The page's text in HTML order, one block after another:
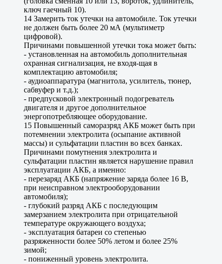
ключ гаечный 10).
14 Замерить ток утечки на автомобиле. Ток утечки
не должен быть более 20 мА (мультиметр
цифровой).
Причинами повышенной утечки тока может быть:
- установленная на автомобиль дополнительная
охранная сигнализация, не входя-щая в
комплектацию автомобиля;
- аудиоаппаратура (магнитола, усилитель, тюнер,
сабвуфер и т.д.);
- предпусковой электронный подогреватель
двигателя и другое дополнительное
энергопотребляющее оборудование.
15 Повышенный саморазряд АКБ может быть при
потемнении электролита (осыпание активной
массы) и сульфатации пластин во всех банках.
Причинами помутнения электролита и
сульфатации пластин является нарушение правил
эксплуатации АКБ, а именно:
- перезаряд АКБ (напряжение заряда более 16 В,
при неисправном электрооборудовании
автомобиля);
- глубокий разряд АКБ с последующим
замерзанием электролита при отрицательной
температуре окружающего воздуха;
- эксплуатация батареи со степенью
разряженности более 50% летом и более 25%
зимой;
- пониженный уровень электролита.